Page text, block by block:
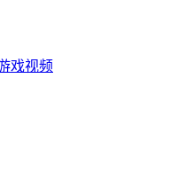
戏视频